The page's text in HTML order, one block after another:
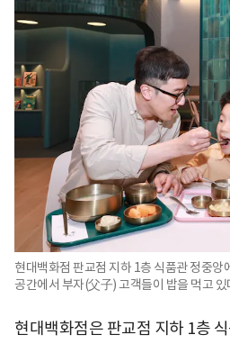
현대백화점 판교점 지하 1층 식품관 정중
공간에서 부자(父子) 고객들이 밥을 먹고
현대백화점은 판교점 지하 1층